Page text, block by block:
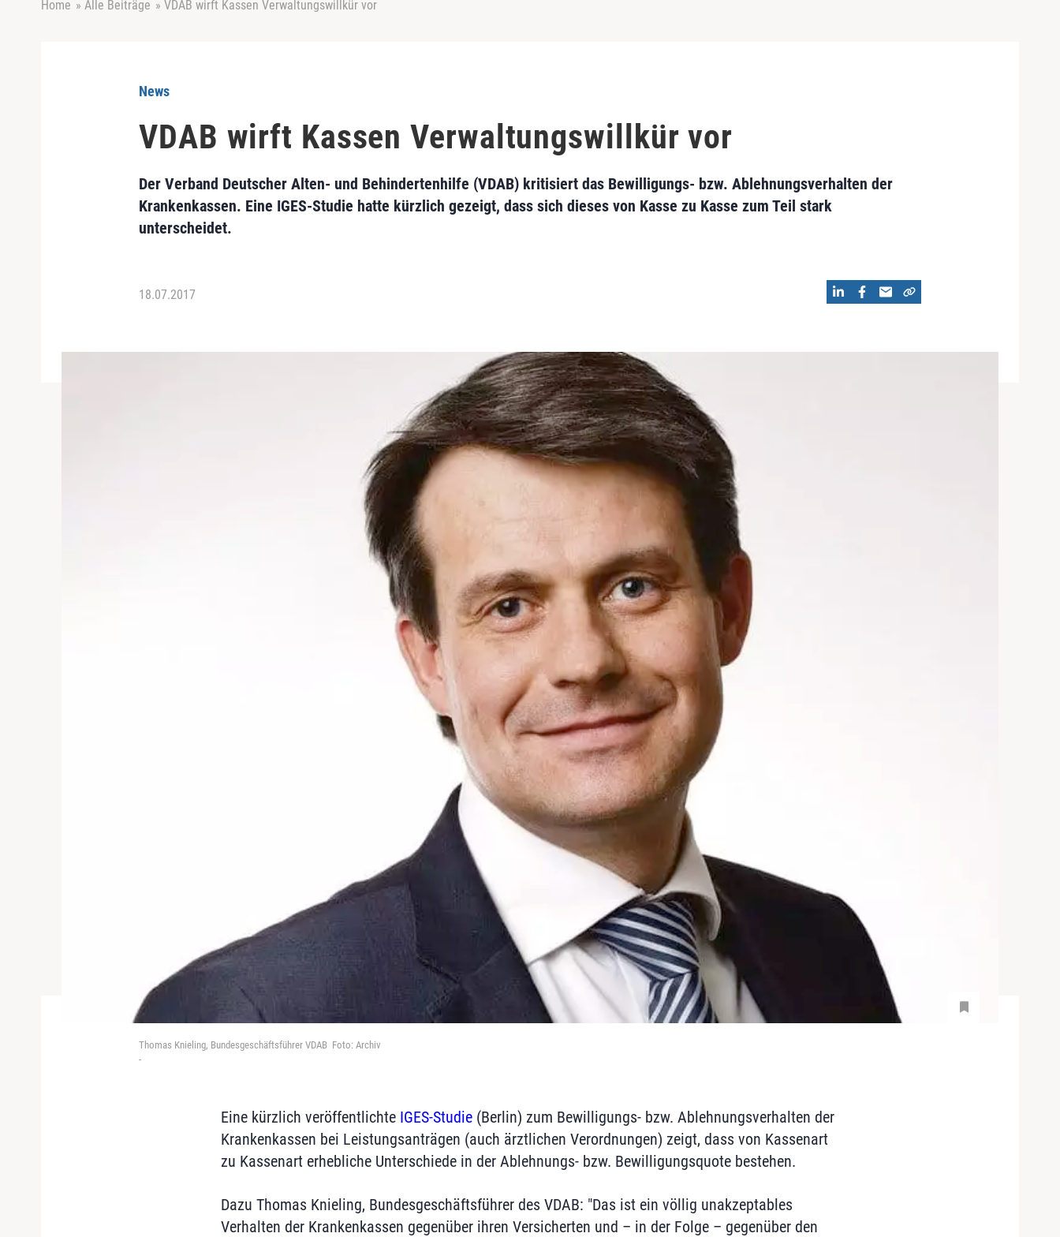
Home » Alle Beiträge » VDAB wirft Kassen Verwaltungswillkür vor
News
VDAB wirft Kassen Verwaltungswillkür vor
Der Verband Deutscher Alten- und Behindertenhilfe (VDAB) kritisiert das Bewilligungs- bzw. Ablehnungsverhalten der
Krankenkassen. Eine IGES-Studie hatte kürzlich gezeigt, dass sich dieses von Kasse zu Kasse zum Teil stark
unterscheidet.
18.07.2017
Thomas Knieling, Bundesgeschäftsführer VDAB Foto: Archiv
-
Eine kürzlich veröffentlichte IGES-Studie(Berlin) zum Bewilligungs- bzw. Ablehnungsverhalten der
Krankenkassen bei Leistungsanträgen (auch ärztlichen Verordnungen) zeigt, dass von Kassenart
zu Kassenart erhebliche Unterschiede in der Ablehnungs- bzw. Bewilligungsquote bestehen.
Dazu Thomas Knieling, Bundesgeschäftsführer des VDAB: "Das ist ein völlig unakzeptables
Verhalten der Krankenkassen gegenüber ihren Versicherten und – in der Folge – gegenüber den